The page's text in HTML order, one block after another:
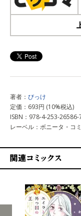
著者： びっけ
定価：693円 (10%税込)
ISBN：978-4-253-26586-
レーベル：ボニータ・コ